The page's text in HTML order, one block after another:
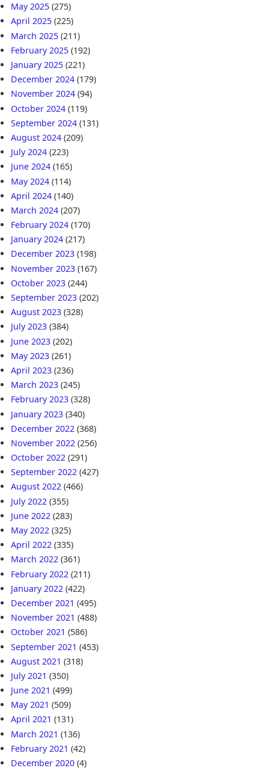
May 2025 (275)
April 2025 (225)
March 2025 (211)
February 2025 (192)
January 2025 (221)
December 2024 (179)
November 2024 (94)
October 2024 (119)
September 2024 (131)
August 2024 (209)
July 2024 (223)
June 2024 (165)
May 2024 (114)
April 2024 (140)
March 2024 (207)
February 2024 (170)
January 2024 (217)
December 2023 (198)
November 2023 (167)
October 2023 (244)
September 2023 (202)
August 2023 (328)
July 2023 (384)
June 2023 (202)
May 2023 (261)
April 2023 (236)
March 2023 (245)
February 2023 (328)
January 2023 (340)
December 2022 (368)
November 2022 (256)
October 2022 (291)
September 2022 (427)
August 2022 (466)
July 2022 (355)
June 2022 (283)
May 2022 (325)
April 2022 (335)
March 2022 (361)
February 2022 (211)
January 2022 (422)
December 2021 (495)
November 2021 (488)
October 2021 (586)
September 2021 (453)
August 2021 (318)
July 2021 (350)
June 2021 (499)
May 2021 (509)
April 2021 (131)
March 2021 (136)
February 2021 (42)
December 2020 (4)